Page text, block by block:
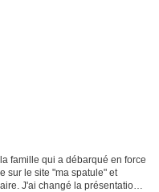
famille qui a débarqué en force
sur le site "ma spatule" et
J'ai changé la présentation